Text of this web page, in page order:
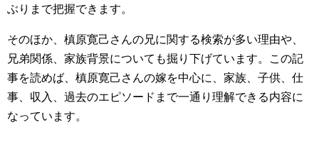
ぶりまで把握できます。
そのほか、槙原寛己さんの兄に関する検索が多い理由や、
兄弟関係、家族背景についても掘り下げています。この記
事を読めば、槙原寛己さんの嫁を中心に、家族、子供、仕
事、収入、過去のエピソードまで一通り理解できる内容に
なっています。